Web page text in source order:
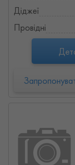
Діджеї
Провідні